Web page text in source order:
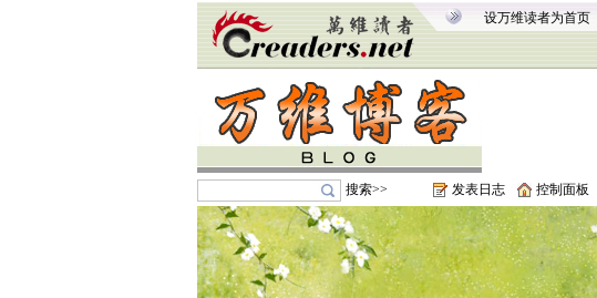
设万维读者为首页
搜索>> 发表日志 控制面板